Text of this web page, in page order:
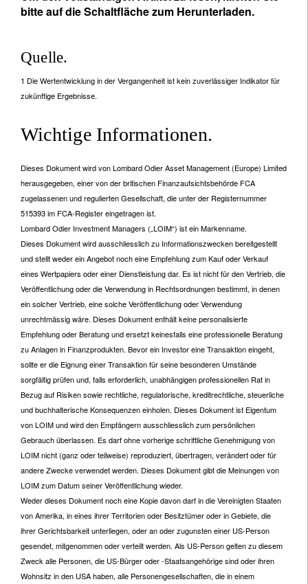
bitte auf die Schaltfläche zum Herunterladen.
Quelle.
1 Die Wertentwicklung in der Vergangenheit ist kein zuverlässiger Indikator für
zukünftige Ergebnisse.
Wichtige Informationen.
Dieses Dokument wird von Lombard Odier Asset Management (Europe) Limited
herausgegeben, einer von der britischen Finanzaufsichtsbehörde FCA
zugelassenen und regulierten Gesellschaft, die unter der Registernummer
515393 im FCA-Register eingetragen ist.
Lombard Odier Investment Managers („LOIM“) ist ein Markenname.
Dieses Dokument wird ausschliesslich zu Informationszwecken bereitgestellt
und stellt weder ein Angebot noch eine Empfehlung zum Kauf oder Verkauf
eines Wertpapiers oder einer Dienstleistung dar. Es ist nicht für den Vertrieb, die
Veröffentlichung oder die Verwendung in Rechtsordnungen bestimmt, in denen
ein solcher Vertrieb, eine solche Veröffentlichung oder Verwendung
unrechtmässig wäre. Dieses Dokument enthält keine personalisierte
Empfehlung oder Beratung und ersetzt keinesfalls eine professionelle Beratung
zu Anlagen in Finanzprodukten. Bevor ein Investor eine Transaktion eingeht,
sollte er die Eignung einer Transaktion für seine besonderen Umstände
sorgfältig prüfen und, falls erforderlich, unabhängigen professionellen Rat in
Bezug auf Risiken sowie rechtliche, regulatorische, kreditrechtliche, steuerliche
und buchhalterische Konsequenzen einholen. Dieses Dokument ist Eigentum
von LOIM und wird den Empfängern ausschliesslich zum persönlichen
Gebrauch überlassen. Es darf ohne vorherige schriftliche Genehmigung von
LOIM nicht (ganz oder teilweise) reproduziert, übertragen, verändert oder für
andere Zwecke verwendet werden. Dieses Dokument gibt die Meinungen von
LOIM zum Datum seiner Veröffentlichung wieder.
Weder dieses Dokument noch eine Kopie davon darf in die Vereinigten Staaten
von Amerika, in eines ihrer Territorien oder Besitztümer oder in Gebiete, die
ihrer Gerichtsbarkeit unterliegen, oder an oder zugunsten einer US-Person
gesendet, mitgenommen oder verteilt werden. Als US-Person gelten zu diesem
Zweck alle Personen, die US-Bürger oder -Staatsangehörige sind oder ihren
Wohnsitz in den USA haben, alle Personengesellschaften, die in einem